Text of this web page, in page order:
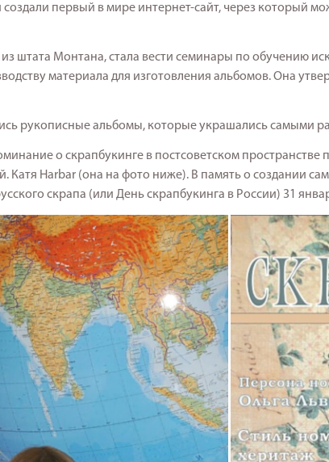
создали первый в мире интернет-сайт, через который
штата Монтана, стала вести семинары по обучению
материала для изготовления альбомов. Она
рукописные альбомы, которые украшались самыми
о скрапбукинге в постсоветском пространстве
Катя Harbar (она на фото ниже). В память о создании
скрапа (или День скрапбукинга в России) 31